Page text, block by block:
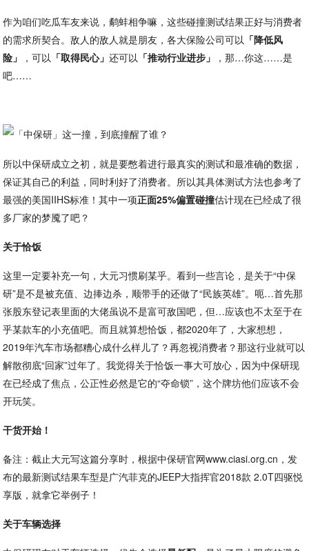
作为咱们吃瓜车友来说，鹬蚌相争嘛，这些碰撞测试结果正好与消费者
的需求所契合。敌人的敌人就是朋友，各大保险公司可以 「降低风
险」
，可以 「取得民心」还可以 「推动行业进步」
，那…你这……是
吧……
所以中保研成立之初，就是要憋着进行最真实的测试和最准确的数据，
保证其自己的利益，同时利好了消费者。所以其具体测试方法也参考了
最强的美国IIHS标准！其中一项正面25%偏置碰撞估计现在已经成了很
多厂家的梦魇了吧？
关于恰饭
这里一定要补充一句，大元习惯刷某乎。看到一些言论，是关于“中保
研”是不是被充值、边捧边杀，顺带手的还做了“民族英雄”。呃…首先那
张股东登记表里面的大佬虽说不是富可敌国吧，但…应该也不太至于在
乎某款车的小充值吧。而且就算想恰饭，都2020年了，大家想想，
2019年汽车市场都糟心成什么样儿了？再忽视消费者？那这行业就可以
解散彻底“回家”过年了。我觉得关于恰饭一事大可放心，因为中保研现
在已经成了焦点，公正性必然是它的“夺命锁”，这个牌坊他们应该不会
开玩笑。
干货开始！
备注：截止大元写这篇分享时，根据中保研官网www.ciasi.org.cn，发
布的最新测试结果车型是广汽菲克的JEEP大指挥官2018款 2.0T四驱悦
享版，就拿它举例子！
关于车辆选择